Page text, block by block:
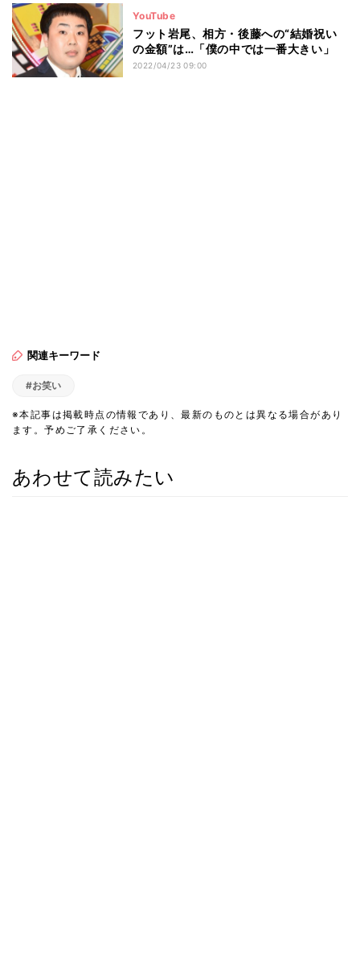
YouTube
フット岩尾、相方・後藤への“結婚祝い
の金額”は…「僕の中では一番大きい」
2022/04/23 09:00
関連キーワード
#お笑い
※本記事は掲載時点の情報であり、最新のものとは異なる場合があり
ます。予めご了承ください。
あわせて読みたい